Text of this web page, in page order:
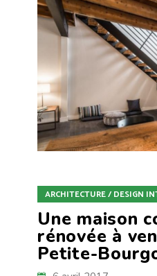
ARCHITECTURE / DESIGN
Une maison
rénovée à
Petite-